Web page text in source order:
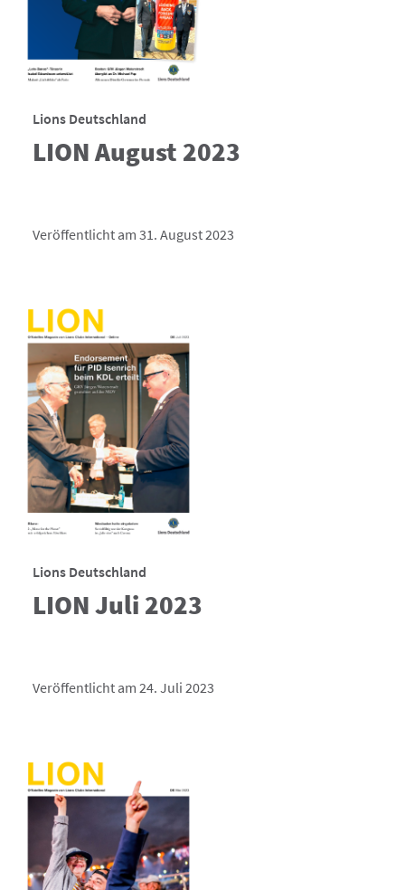
Lions Deutschland
LION August 2023
Veröffentlicht am 31. August 2023
Lions Deutschland
LION Juli 2023
Veröffentlicht am 24. Juli 2023